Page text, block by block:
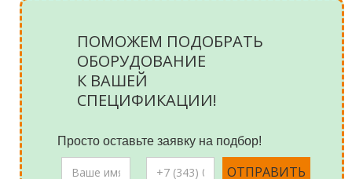
ПОМОЖЕМ ПОДОБРАТЬ
ОБОРУДОВАНИЕ
К ВАШЕЙ
СПЕЦИФИКАЦИИ!
Просто оставьте заявку на подбор!